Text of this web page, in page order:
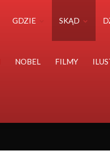
GDZIE SKĄD
NOBEL FILMY